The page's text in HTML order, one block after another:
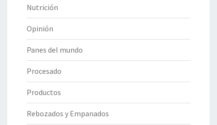
Nutrición
Opinión
Panes del mundo
Procesado
Productos
Rebozados y Empanados